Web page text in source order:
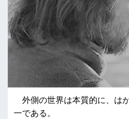
外側の世界は本質的に、は
一である。